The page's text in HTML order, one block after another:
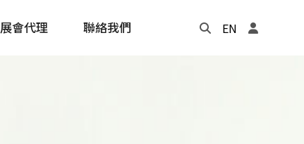
展會代理 聯絡我們 EN